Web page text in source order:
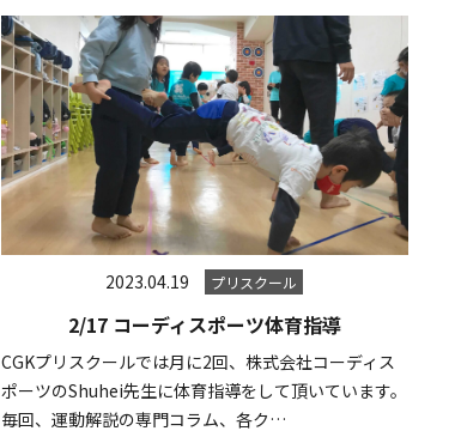
2023.04.19 プリスクール
2/17 コーディスポーツ体育指導
CGKプリスクールでは月に2回、株式会社コーディス
ポーツのShuhei先生に体育指導をして頂いています。
毎回、運動解説の専門コラム、各ク…